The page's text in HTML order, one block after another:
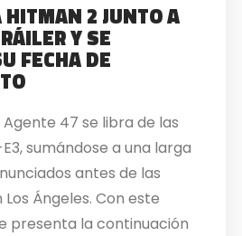
2 JUNTO A
Y SE
FECHA DE
47 se libra de las
sumándose a una larga
antes de las
Ángeles. Con este
presenta la continuación